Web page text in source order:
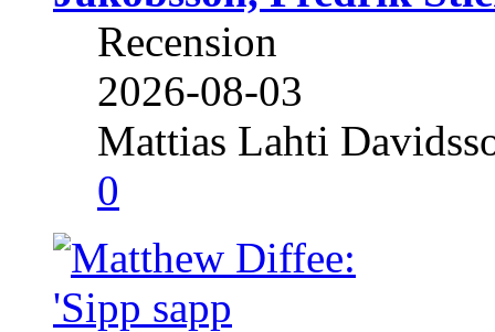
Recension
2026-08-03
Mattias Lahti
0